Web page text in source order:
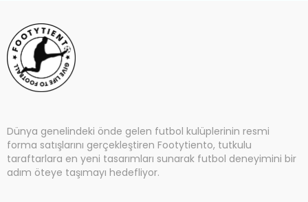
Dünya genelindeki önde gelen futbol kulüplerinin resmi
forma satışlarını gerçekleştiren Footytiento, tutkulu
taraftarlara en yeni tasarımları sunarak futbol deneyimini bir
adım öteye taşımayı hedefliyor.